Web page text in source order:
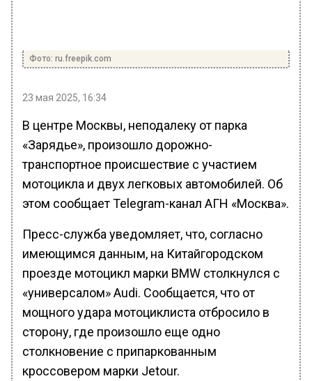
Фото: ru.freepik.com
23 мая 2025, 16:34
В центре Москвы, неподалеку от парка
«Зарядье», произошло дорожно-
транспортное происшествие с участием
мотоцикла и двух легковых автомобилей. Об
этом сообщает Telegram-канал АГН «Москва».
Пресс-служба уведомляет, что, согласно
имеющимся данным, на Китайгородском
проезде мотоцикл марки BMW столкнулся с
«универсалом» Audi. Сообщается, что от
мощного удара мотоциклиста отбросило в
сторону, где произошло еще одно
столкновение с припаркованным
кроссовером марки Jetour.